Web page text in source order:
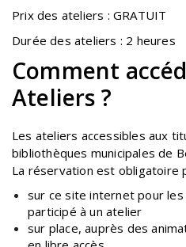
Prix des ateliers : GRATUIT
Durée des ateliers : 2 heures
Comment
Ateliers ?
Les ateliers accessibles aux
bibliothèques municipales de
La réservation est obligatoire
sur ce site internet pour
participé à un atelier
sur place, auprès des